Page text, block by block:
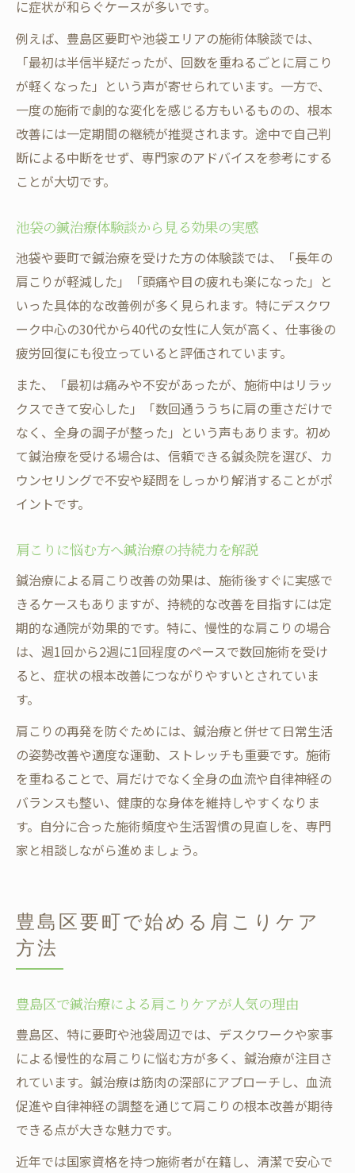
に症状が和らぐケースが多いです。
例えば、豊島区要町や池袋エリアの施術体験談では、
「最初は半信半疑だったが、回数を重ねるごとに肩こり
が軽くなった」という声が寄せられています。一方で、
一度の施術で劇的な変化を感じる方もいるものの、根本
改善には一定期間の継続が推奨されます。途中で自己判
断による中断をせず、専門家のアドバイスを参考にする
ことが大切です。
池袋の鍼治療体験談から見る効果の実感
池袋や要町で鍼治療を受けた方の体験談では、「長年の
肩こりが軽減した」「頭痛や目の疲れも楽になった」と
いった具体的な改善例が多く見られます。特にデスクワ
ーク中心の30代から40代の女性に人気が高く、仕事後の
疲労回復にも役立っていると評価されています。
また、「最初は痛みや不安があったが、施術中はリラッ
クスできて安心した」「数回通ううちに肩の重さだけで
なく、全身の調子が整った」という声もあります。初め
て鍼治療を受ける場合は、信頼できる鍼灸院を選び、カ
ウンセリングで不安や疑問をしっかり解消することがポ
イントです。
肩こりに悩む方へ鍼治療の持続力を解説
鍼治療による肩こり改善の効果は、施術後すぐに実感で
きるケースもありますが、持続的な改善を目指すには定
期的な通院が効果的です。特に、慢性的な肩こりの場合
は、週1回から2週に1回程度のペースで数回施術を受け
ると、症状の根本改善につながりやすいとされていま
す。
肩こりの再発を防ぐためには、鍼治療と併せて日常生活
の姿勢改善や適度な運動、ストレッチも重要です。施術
を重ねることで、肩だけでなく全身の血流や自律神経の
バランスも整い、健康的な身体を維持しやすくなりま
す。自分に合った施術頻度や生活習慣の見直しを、専門
家と相談しながら進めましょう。
豊島区要町で始める肩こりケア
方法
豊島区で鍼治療による肩こりケアが人気の理由
豊島区、特に要町や池袋周辺では、デスクワークや家事
による慢性的な肩こりに悩む方が多く、鍼治療が注目さ
れています。鍼治療は筋肉の深部にアプローチし、血流
促進や自律神経の調整を通じて肩こりの根本改善が期待
できる点が大きな魅力です。
近年では国家資格を持つ施術者が在籍し、清潔で安心で